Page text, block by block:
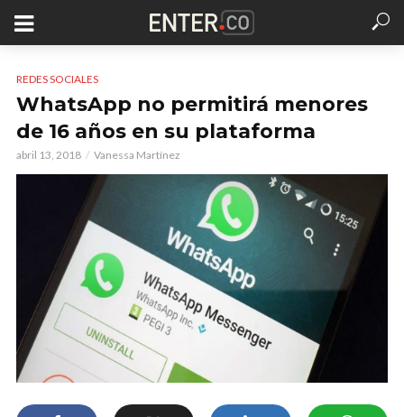
REDES SOCIALES
WhatsApp no permitirá menores
de 16 años en su plataforma
abril 13, 2018 Vanessa Martínez